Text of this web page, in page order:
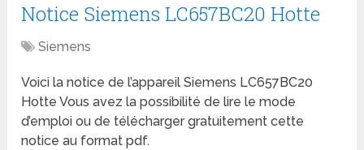
Notice Siemens LC657BC20 Hotte
Siemens
Voici la notice de l’appareil Siemens LC657BC20
Hotte Vous avez la possibilité de lire le mode
d’emploi ou de télécharger gratuitement cette
notice au format pdf.